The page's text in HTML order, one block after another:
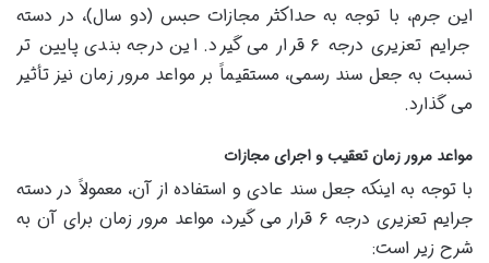
این جرم، با توجه به حداکثر مجازات حبس (دو سال)، در دسته
جرایم تعزیری درجه ۶ قرار می گیرد. این درجه بندی پایین تر
نسبت به جعل سند رسمی، مستقیماً بر مواعد مرور زمان نیز تأثیر
می گذارد.
مواعد مرور زمان تعقیب و اجرای مجازات
با توجه به اینکه جعل سند عادی و استفاده از آن، معمولاً در دسته
جرایم تعزیری درجه ۶ قرار می گیرد، مواعد مرور زمان برای آن به
شرح زیر است: